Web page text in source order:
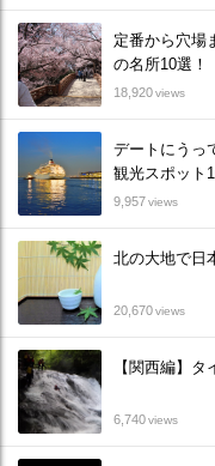
定番から穴場
の名所10選！
18,920views
デートにうっ
観光スポット
9,957views
北の大地で日
20,670views
【関西編】
6,740views